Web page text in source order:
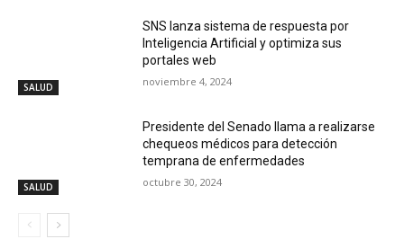
SALUD
SNS lanza sistema de respuesta por
Inteligencia Artificial y optimiza sus
portales web
noviembre 4, 2024
SALUD
Presidente del Senado llama a realizarse
chequeos médicos para detección
temprana de enfermedades
octubre 30, 2024